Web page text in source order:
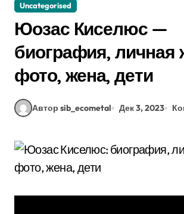
Uncategorised
Юозас Киселюс —
биография, личная
фото, жена, дети
Автор sib_ecometal Дек 3, 2023